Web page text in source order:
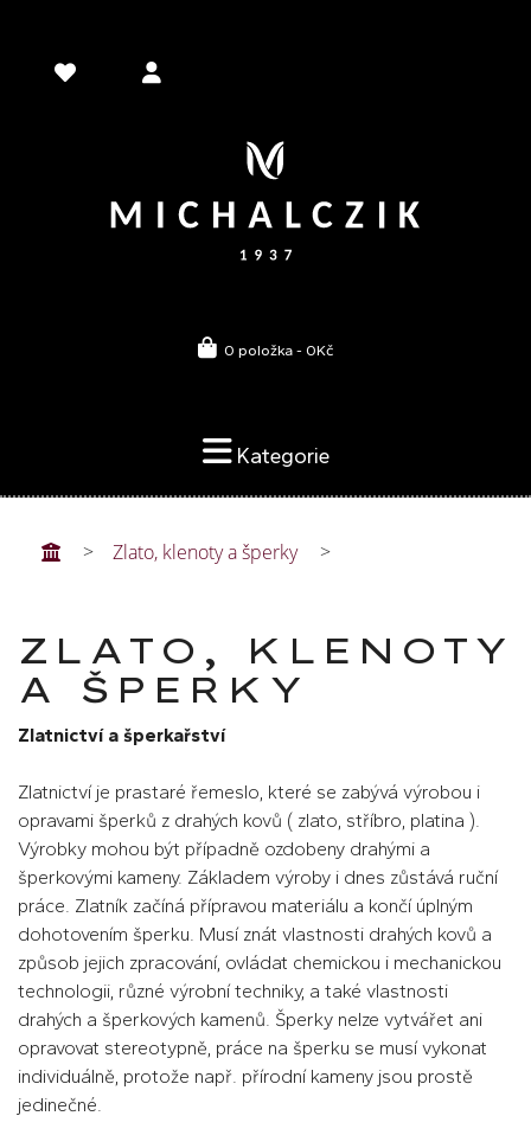
0 položka - 0Kč
Kategorie
Zlato, klenoty a šperky
ZLATO, KLENOTY
A ŠPERKY
Zlatnictví a šperkařství
Zlatnictví je prastaré řemeslo, které se zabývá výrobou i
opravami šperků z drahých kovů ( zlato, stříbro, platina ).
Výrobky mohou být případně ozdobeny drahými a
šperkovými kameny. Základem výroby i dnes zůstává ruční
práce. Zlatník začíná přípravou materiálu a končí úplným
dohotovením šperku. Musí znát vlastnosti drahých kovů a
způsob jejich zpracování, ovládat chemickou i mechanickou
technologii, různé výrobní techniky, a také vlastnosti
drahých a šperkových kamenů. Šperky nelze vytvářet ani
opravovat stereotypně, práce na šperku se musí vykonat
individuálně, protože např. přírodní kameny jsou prostě
jedinečné.